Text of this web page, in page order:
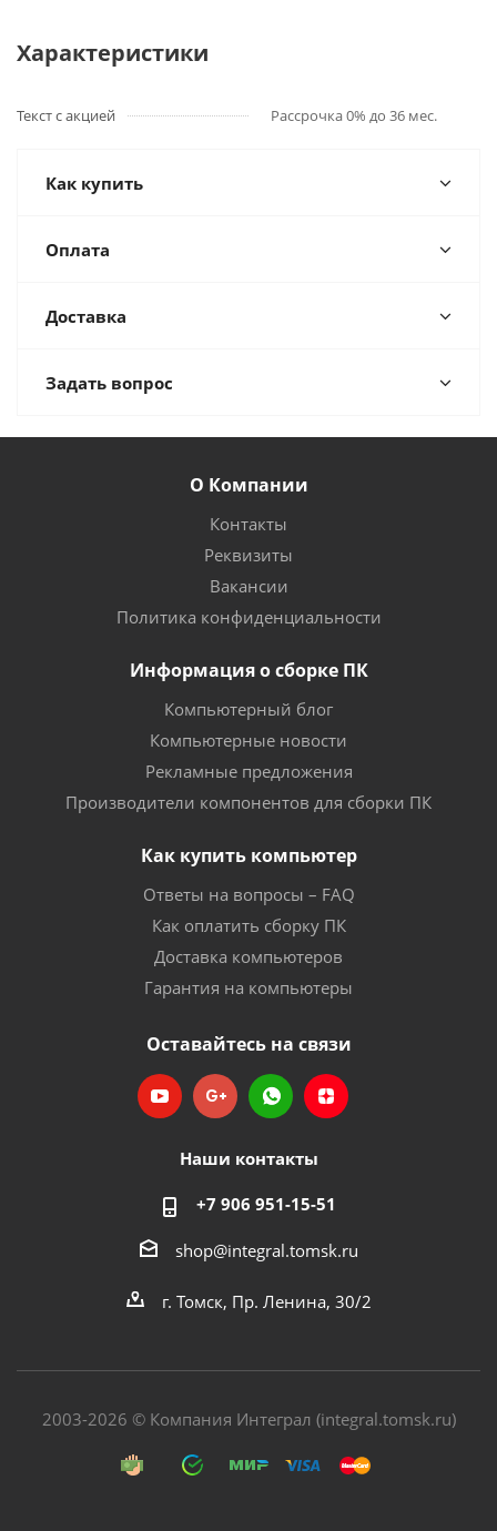
Характеристики
Текст с акцией Рассрочка 0% до 36 мес.
Как купить
Оплата
Доставка
Задать вопрос
О Компании
Контакты
Реквизиты
Вакансии
Политика конфиденциальности
Информация о сборке ПК
Компьютерный блог
Компьютерные новости
Рекламные предложения
Производители компонентов для сборки ПК
Как купить компьютер
Ответы на вопросы – FAQ
Как оплатить сборку ПК
Доставка компьютеров
Гарантия на компьютеры
Оставайтесь на связи
Наши контакты
+7 906 951-15-51
shop@integral.tomsk.ru
г. Томск, Пр. Ленина, 30/2
2003-2026 © Компания Интеграл (integral.tomsk.ru)